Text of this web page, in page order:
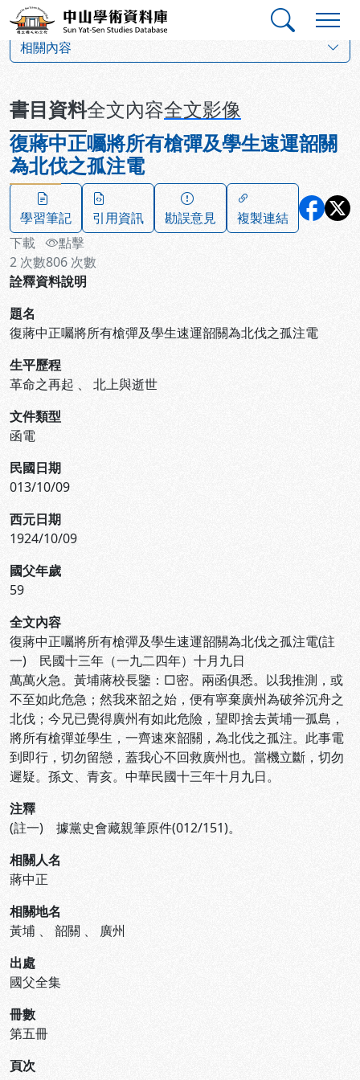
跳到主要內容
中山學術資料庫
相關內容
書目資料全文內容全文影像
復蔣中正囑將所有槍彈及學生速運韶關
為北伐之孤注電
學習筆記 引用資訊 勘誤意見
複製連結
下載
2 次數
點擊
806 次數
詮釋資料說明
題名
復蔣中正囑將所有槍彈及學生速運韶關為北伐之孤注電
生平歷程
革命之再起 、 北上與逝世
文件類型
函電
民國日期
013/10/09
西元日期
1924/10/09
國父年歲
59
全文內容
復蔣中正囑將所有槍彈及學生速運韶關為北伐之孤注電(註
一) 民國十三年（一九二四年）十月九日
萬萬火急。黃埔蔣校長鑒：□密。兩函俱悉。以我推測，或
不至如此危急；然我來韶之始，便有寧棄廣州為破斧沉舟之
北伐；今兄已覺得廣州有如此危險，望即捨去黃埔一孤島，
將所有槍彈並學生，一齊速來韶關，為北伐之孤注。此事電
到即行，切勿留戀，蓋我心不回救廣州也。當機立斷，切勿
遲疑。孫文、青亥。中華民國十三年十月九日。
注釋
(註一) 據黨史會藏親筆原件(012/151)。
相關人名
蔣中正
相關地名
黃埔 、 韶關 、 廣州
出處
國父全集
冊數
第五冊
頁次